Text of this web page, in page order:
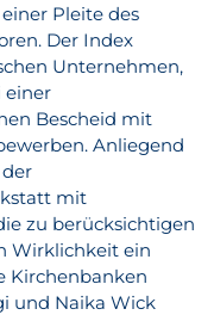
Pleite des
Der Index
Unternehmen,
einer
Bescheid mit
Anliegend
mit
zu berücksichtigen
Wirklichkeit ein
Kirchenbanken
und Naika Wick